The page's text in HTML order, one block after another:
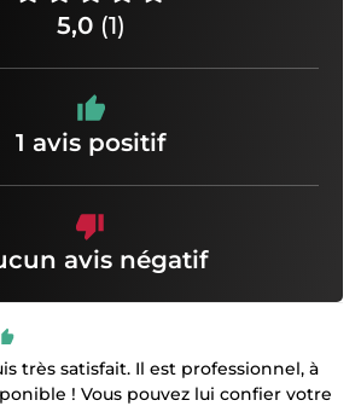
5,0 (1)
1 avis positif
avis négatif
très satisfait. Il est professionnel, à
! Vous pouvez lui confier votre